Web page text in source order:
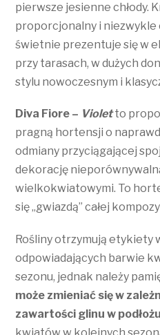
pierwsze jesienne chłody.
proporcjonalny i
świetnie prezentuje się w
przy tarasach, w dużych
stylu nowoczesnym i
Diva Fiore – Violetto
pragną hortensji o
odmiany przyciągającej
dekorację
wielkokwiatowymi. To
się „gwiazdą” całej
Rośliny otrzymują etykiety
odpowiadających barwie
sezonu, jednak należy
może zmieniać się w
zawartości glinu w
kwiatów w kolejnych